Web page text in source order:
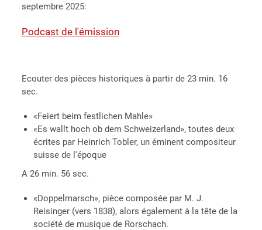
septembre 2025:
Podcast de l'émission
Ecouter des pièces historiques à partir de 23 min. 16
sec.
«Feiert beim festlichen Mahle»
«Es wallt hoch ob dem Schweizerland», toutes deux
écrites par Heinrich Tobler, un éminent compositeur
suisse de l'époque
A 26 min. 56 sec.
«Doppelmarsch», pièce composée par M. J.
Reisinger (vers 1838), alors également à la tête de la
société de musique de Rorschach.